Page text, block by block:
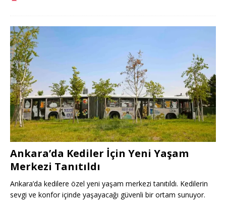
Ankara’da Kediler İçin Yeni Yaşam
Merkezi Tanıtıldı
Ankara’da kedilere özel yeni yaşam merkezi tanıtıldı. Kedilerin
sevgi ve konfor içinde yaşayacağı güvenli bir ortam sunuyor.